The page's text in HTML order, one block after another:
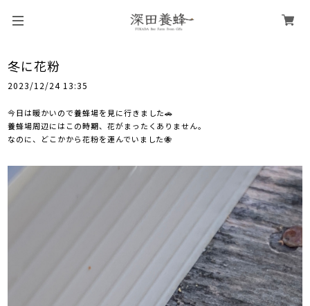
冬に花粉
2023/12/24 13:35
今日は暖かいので養蜂場を見に行きました🚗
養蜂場周辺にはこの時期、花がまったくありません。
なのに、どこかから花粉を運んでいました🐝